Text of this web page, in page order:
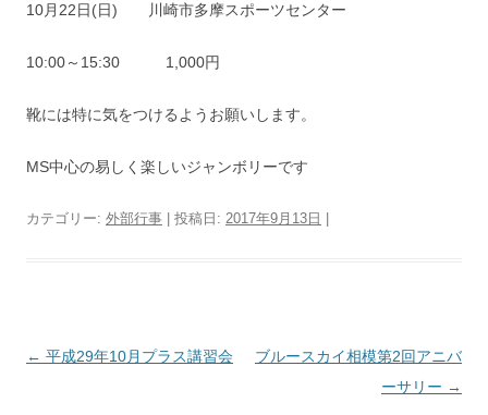
10月22日(日) 川崎市多摩スポーツセンター
10:00～15:30 1,000円
靴には特に気をつけるようお願いします。
MS中心の易しく楽しいジャンボリーです
カテゴリー: 外部行事 | 投稿日: 2017年9月13日
投稿ナビゲーション
← 平成29年10月プラス講習会
ブルースカイ相模第2回アニバ
ーサリー →